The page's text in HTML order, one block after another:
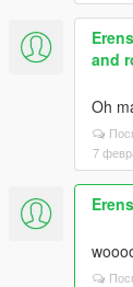
and
Oh
7